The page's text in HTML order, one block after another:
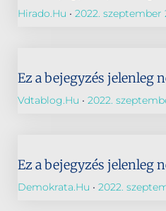
Hirado.hu 2022. szeptember
Ez a bejegyzés jelenleg
Vdtablog.hu 2022.
Ez a bejegyzés jelenleg
Demokrata.hu 2022.